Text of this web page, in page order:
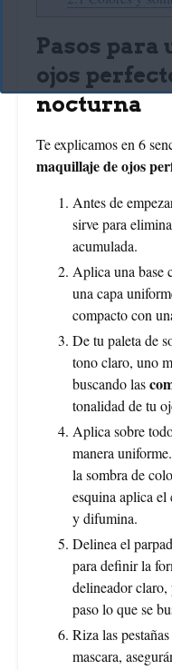
Pasos para
ojos
nocturna
Te explicamos en 6
maquillaje de ojos
Antes de
sirve para
acumulada.
Aplica una base
una capa
compacto con
De tu paleta de
tono claro, uno
buscando las
tonalidad de tu
Aplica sobre
manera
la sombra de
esquina aplica
y difumina.
Delinea el
para definir la
delineador claro,
paso lo que se
Riza las
mascara,